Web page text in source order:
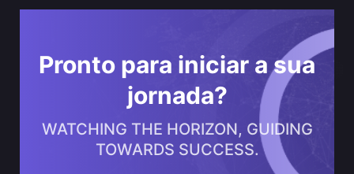
artigos
Pronto para iniciar a sua
jornada?
WATCHING THE HORIZON, GUIDING
TOWARDS SUCCESS.